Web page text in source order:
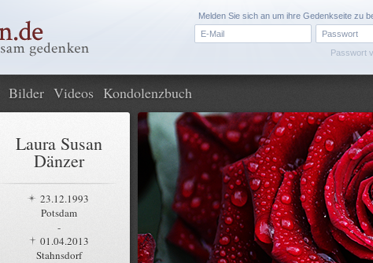
Passwort
Melden Sie sich an um ihre Gedenkseite zu
Bilder Videos Kondolenzbuch
Laura Susan
Dänzer
23.12.1993
Potsdam
-
01.04.2013
Stahnsdorf